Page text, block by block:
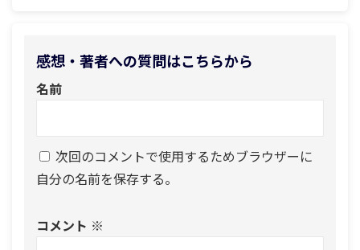
感想・著者への質問はこちらから
名前
次回のコメントで使用するためブラウザーに
自分の名前を保存する。
コメント ※